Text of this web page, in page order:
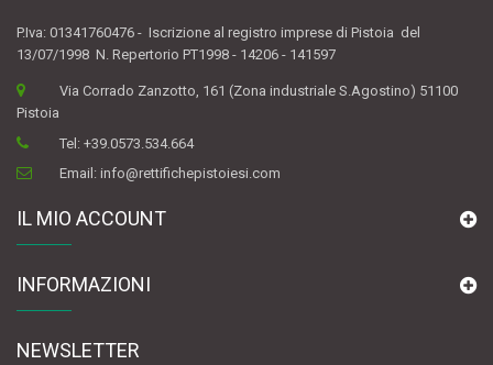
P.Iva: 01341760476 - Iscrizione al registro imprese di Pistoia del
13/07/1998 N. Repertorio PT1998 - 14206 - 141597
Via Corrado Zanzotto, 161 (Zona industriale S.Agostino) 51100
Pistoia
Tel:+39.0573.534.664
Email:info@rettifichepistoiesi.com
IL MIO ACCOUNT
INFORMAZIONI
NEWSLETTER